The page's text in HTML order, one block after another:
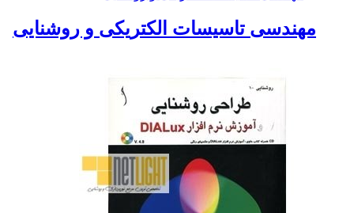
مهندسی تاسیسات الکتریکی و روشنایی